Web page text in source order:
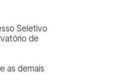
Seletivo
de
as demais